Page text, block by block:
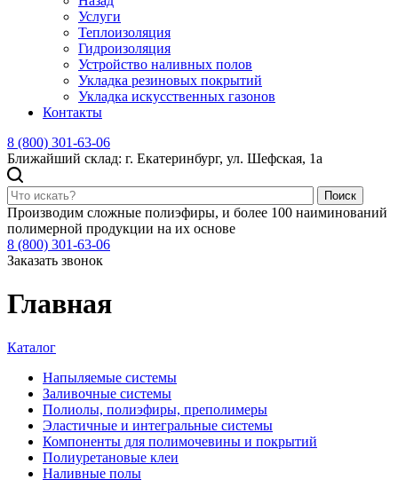
Услуги
Теплоизоляция
Гидроизоляция
Устройство наливных полов
Укладка резиновых покрытий
Укладка искусственных газонов
Контакты
8 (800) 301-63-06
Ближайший склад: г. Екатеринбург, ул. Шефская, 1а
Поиск
Производим сложные полиэфиры, и более 100 наиминований
полимерной продукции на их основе
8 (800) 301-63-06
Заказать звонок
Главная
Каталог
Напыляемые системы
Заливочные системы
Полиолы, полиэфиры, преполимеры
Эластичные и интегральные системы
Компоненты для полимочевины и покрытий
Полиуретановые клеи
Наливные полы